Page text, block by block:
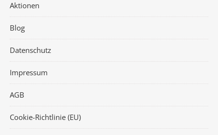
Aktionen
Blog
Datenschutz
Impressum
AGB
Cookie-Richtlinie (EU)